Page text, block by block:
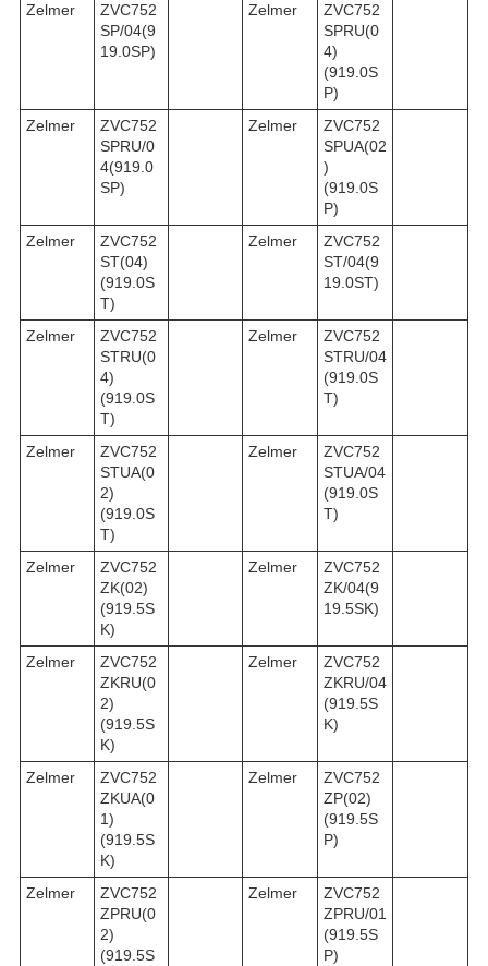
Zelmer
ZVC752
SP/04(9
19.0SP)
Zelmer
ZVC752
SPRU(0
4)
(919.0S
P)
Zelmer
ZVC752
SPRU/0
4(919.0
SP)
Zelmer
ZVC752
SPUA(02
)
(919.0S
P)
Zelmer
ZVC752
ST(04)
(919.0S
T)
Zelmer
ZVC752
ST/04(9
19.0ST)
Zelmer
ZVC752
STRU(0
4)
(919.0S
T)
Zelmer
ZVC752
STRU/04
(919.0S
T)
Zelmer
ZVC752
STUA(0
2)
(919.0S
T)
Zelmer
ZVC752
STUA/04
(919.0S
T)
Zelmer
ZVC752
ZK(02)
(919.5S
K)
Zelmer
ZVC752
ZK/04(9
19.5SK)
Zelmer
ZVC752
ZKRU(0
2)
(919.5S
K)
Zelmer
ZVC752
ZKRU/04
(919.5S
K)
Zelmer
ZVC752
ZKUA(0
1)
(919.5S
K)
Zelmer
ZVC752
ZP(02)
(919.5S
P)
Zelmer
ZVC752
ZPRU(0
2)
(919.5S
Zelmer
ZVC752
ZPRU/01
(919.5S
P)